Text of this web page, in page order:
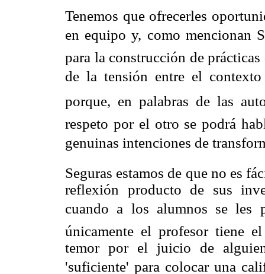
Tenemos que ofrecerles
en equipo y, como mencionan
para la construcción de
de la tensión entre el
porque, en palabras de las
respeto por el otro se podrá
genuinas intenciones de
Seguras estamos de que no es
reflexión producto de sus
cuando a los alumnos se les
únicamente el profesor tiene
temor por el juicio de
'suficiente' para colocar una